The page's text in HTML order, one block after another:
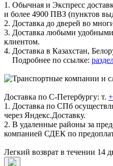
1. Обычная и Экспресс
и более 4900 ПВЗ (пунктов
2. Доставка до дверей во
3. Доставка любыми
клиентом.
4. Доставка в Казахстан,
Подробнее по ссылке:
Доставка по С-Петербургу: т.
1. Доставка по СПб
через Яндекс.Доставку.
2. В удаленные районы за
компанией СДЕК по
Легкий возврат в течении 14